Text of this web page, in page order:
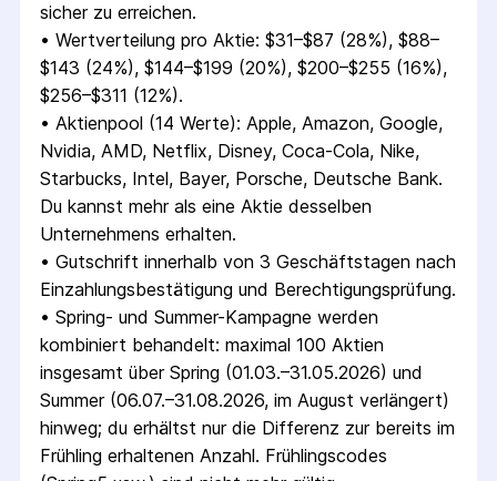
sicher zu erreichen.
• Wertverteilung pro Aktie: $31–$87 (28%), $88–
$143 (24%), $144–$199 (20%), $200–$255 (16%),
$256–$311 (12%).
• Aktienpool (14 Werte): Apple, Amazon, Google,
Nvidia, AMD, Netflix, Disney, Coca-Cola, Nike,
Starbucks, Intel, Bayer, Porsche, Deutsche Bank.
Du kannst mehr als eine Aktie desselben
Unternehmens erhalten.
• Gutschrift innerhalb von 3 Geschäftstagen nach
Einzahlungsbestätigung und Berechtigungsprüfung.
• Spring- und Summer-Kampagne werden
kombiniert behandelt: maximal 100 Aktien
insgesamt über Spring (01.03.–31.05.2026) und
Summer (06.07.–31.08.2026, im August verlängert)
hinweg; du erhältst nur die Differenz zur bereits im
Frühling erhaltenen Anzahl. Frühlingscodes